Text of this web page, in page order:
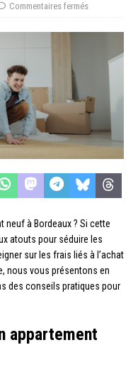
Commentaires fermés
neuf à Bordeaux ? Si cette
atouts pour séduire les
sur les frais liés à l’achat
nous vous présentons en
des conseils pratiques pour
appartement